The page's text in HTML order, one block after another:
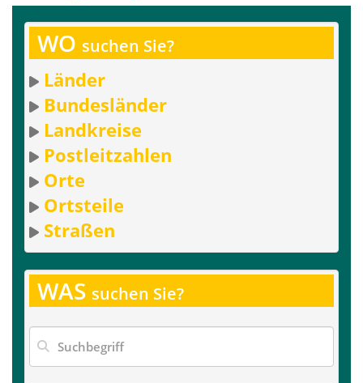
WO suchen Sie?
Länder
Bundesländer
Landkreise
Postleitzahlen
Orte
Ortsteile
Straßen
WAS suchen Sie?